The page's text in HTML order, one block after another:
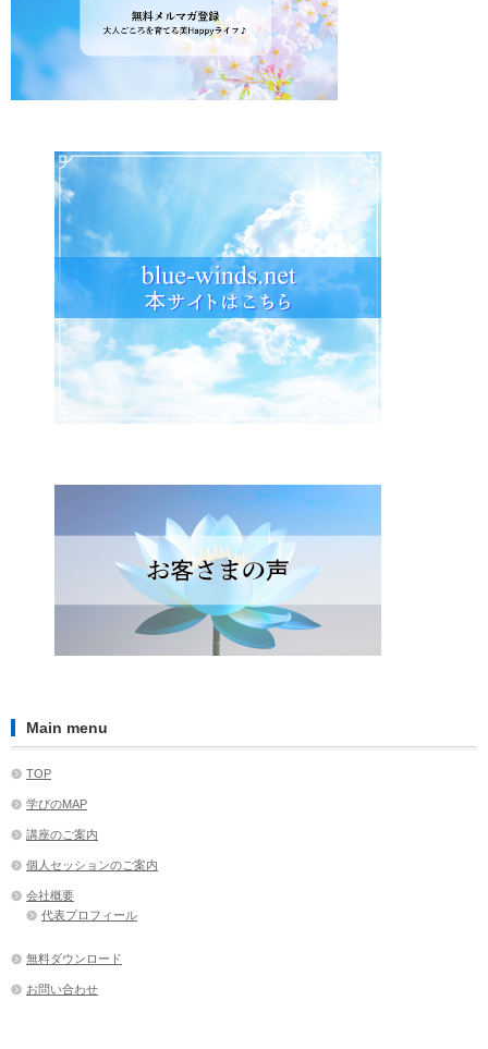
Main menu
TOP
学びのMAP
講座のご案内
個人セッションのご案内
会社概要
代表プロフィール
無料ダウンロード
お問い合わせ